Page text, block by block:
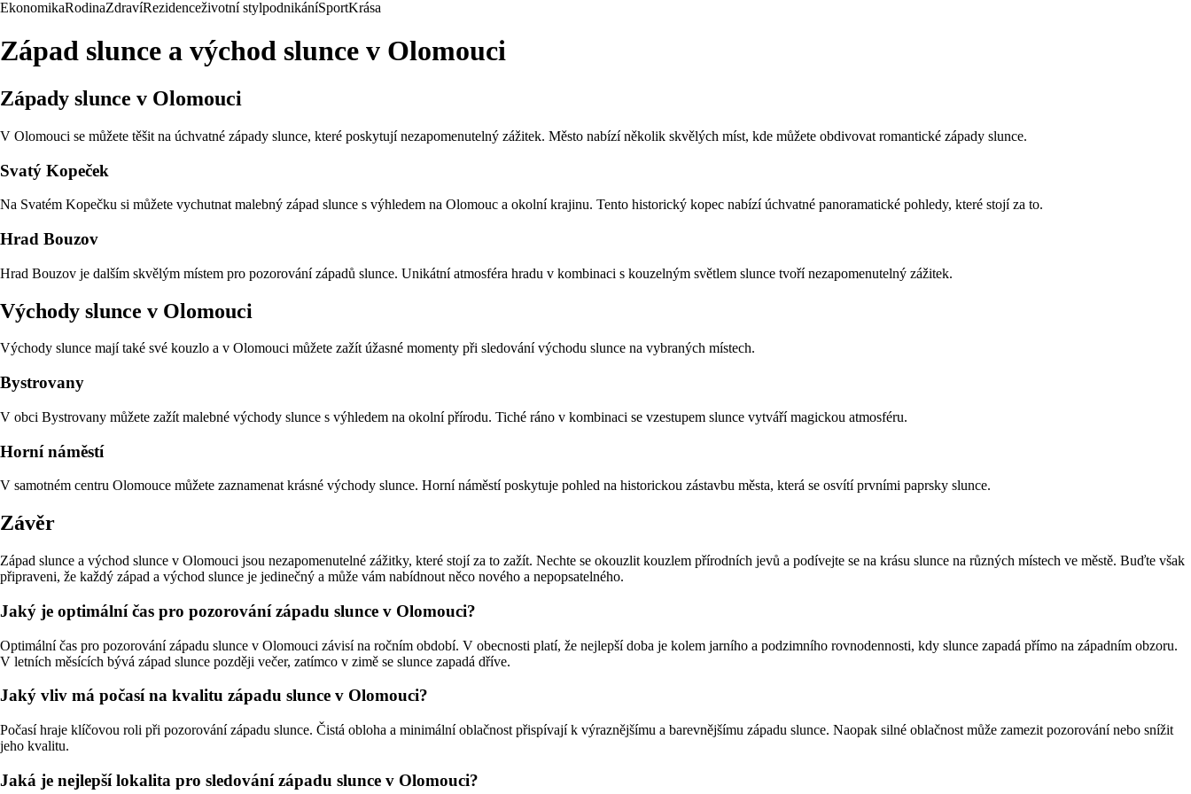
EkonomikaRodinaZdravíRezidenceživotní stylpodnikáníSportKrása
Západ slunce a východ slunce v Olomouci
Západy slunce v Olomouci
V Olomouci se můžete těšit na úchvatné západy slunce, které poskytují nezapomenutelný zážitek. Město nabízí několik skvělých míst, kde můžete obdivovat romantické západy slunce.
Svatý Kopeček
Na Svatém Kopečku si můžete vychutnat malebný západ slunce s výhledem na Olomouc a okolní krajinu. Tento historický kopec nabízí úchvatné panoramatické pohledy, které stojí za to.
Hrad Bouzov
Hrad Bouzov je dalším skvělým místem pro pozorování západů slunce. Unikátní atmosféra hradu v kombinaci s kouzelným světlem slunce tvoří nezapomenutelný zážitek.
Východy slunce v Olomouci
Východy slunce mají také své kouzlo a v Olomouci můžete zažít úžasné momenty při sledování východu slunce na vybraných místech.
Bystrovany
V obci Bystrovany můžete zažít malebné východy slunce s výhledem na okolní přírodu. Tiché ráno v kombinaci se vzestupem slunce vytváří magickou atmosféru.
Horní náměstí
V samotném centru Olomouce můžete zaznamenat krásné východy slunce. Horní náměstí poskytuje pohled na historickou zástavbu města, která se osvítí prvními paprsky slunce.
Závěr
Západ slunce a východ slunce v Olomouci jsou nezapomenutelné zážitky, které stojí za to zažít. Nechte se okouzlit kouzlem přírodních jevů a podívejte se na krásu slunce na různých místech ve městě. Buďte však
připraveni, že každý západ a východ slunce je jedinečný a může vám nabídnout něco nového a nepopsatelného.
Jaký je optimální čas pro pozorování západu slunce v Olomouci?
Optimální čas pro pozorování západu slunce v Olomouci závisí na ročním období. V obecnosti platí, že nejlepší doba je kolem jarního a podzimního rovnodennosti, kdy slunce zapadá přímo na západním obzoru.
V letních měsících bývá západ slunce později večer, zatímco v zimě se slunce zapadá dříve.
Jaký vliv má počasí na kvalitu západu slunce v Olomouci?
Počasí hraje klíčovou roli při pozorování západu slunce. Čistá obloha a minimální oblačnost přispívají k výraznějšímu a barevnějšímu západu slunce. Naopak silné oblačnost může zamezit pozorování nebo snížit
jeho kvalitu.
Jaká je nejlepší lokalita pro sledování západu slunce v Olomouci?